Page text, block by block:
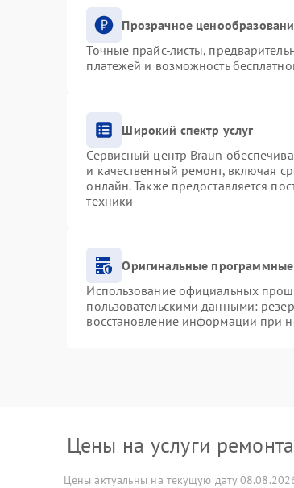
Прозрачное
Точные прайс-листы,
платежей и возможность
Широкий спектр услуг
Сервисный центр Braun
и качественный ремонт, включая
онлайн. Также предоставляется
техники
Оригинальные
Использование официальных
пользовательскими данными:
восстановление информации при
Цены на услуги ремонта
Цены актуальны на текущую дату